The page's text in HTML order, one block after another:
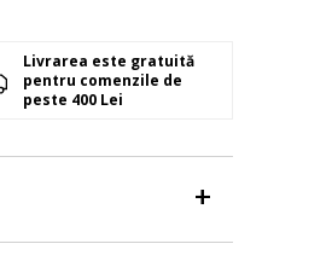
Livrarea este gratuită
pentru comenzile de
peste 400 Lei